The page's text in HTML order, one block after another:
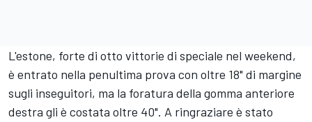
L'estone, forte di otto vittorie di speciale nel weekend,
è entrato nella penultima prova con oltre 18" di margine
sugli inseguitori, ma la foratura della gomma anteriore
destra gli è costata oltre 40". A ringraziare è stato